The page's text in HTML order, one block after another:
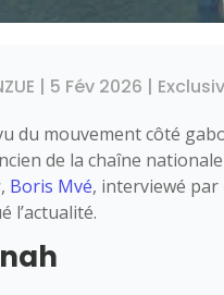
| 5 Fév 2026 |
du mouvement côté
de la chaîne nationale
, Boris Mvé, interviewé par
l’actualité.